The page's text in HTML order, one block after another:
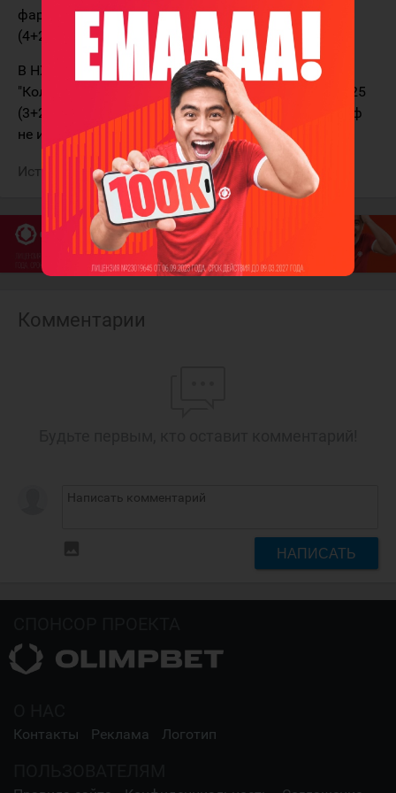
фарм-клуб "Оттавы" в АХЛ ("Бельвиль") и набрал 6
(4+2) очков в 31 матче при полезности "-8".
В НХЛ в его активе 160 матчей за "Коламбус",
"Колорадо", "Оттаву" и "Детройт". В них он набрал 25
(3+22) очков при общей полезности "-7". В плей-офф
не играл.
Источник: Артур Хайруллин
Комментарии
НАПИСАТЬ
Контакты Реклама Логотип